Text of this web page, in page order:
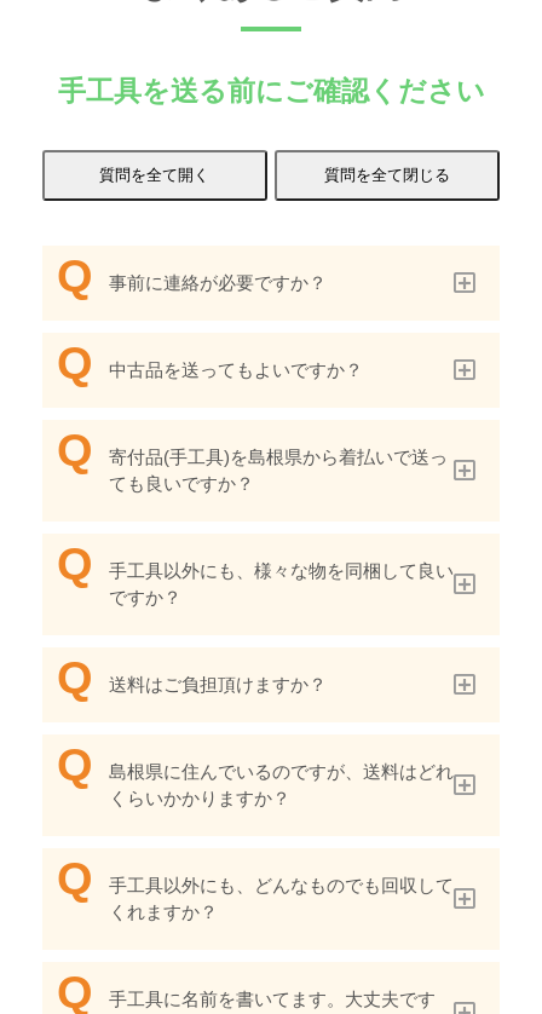
手工具を送る前にご確認ください
事前に連絡が必要ですか？
中古品を送ってもよいですか？
寄付品(手工具)を島根県から着払いで送っ
ても良いですか？
手工具以外にも、様々な物を同梱して良い
ですか？
送料はご負担頂けますか？
島根県に住んでいるのですが、送料はどれ
くらいかかりますか？
手工具以外にも、どんなものでも回収して
くれますか？
手工具に名前を書いてます。大丈夫です